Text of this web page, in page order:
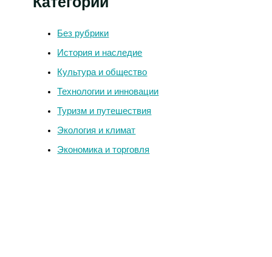
Без рубрики
История и наследие
Культура и общество
Технологии и инновации
Туризм и путешествия
Экология и климат
Экономика и торговля